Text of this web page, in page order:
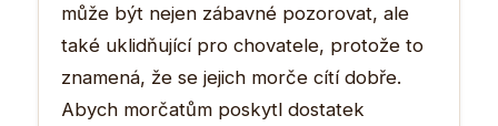
může být nejen zábavné pozorovat, ale
také uklidňující pro chovatele, protože to
znamená, že se jejich morče cítí dobře.
Abych morčatům poskytl dostatek